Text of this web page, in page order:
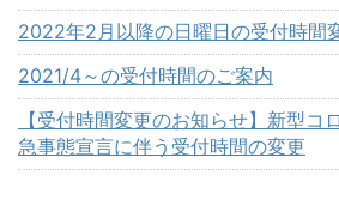
2022年2月以降の日曜日の受付時間
2021/4～の受付時間のご案内
【受付時間変更のお知らせ】新型コ
急事態宣言に伴う受付時間の変更